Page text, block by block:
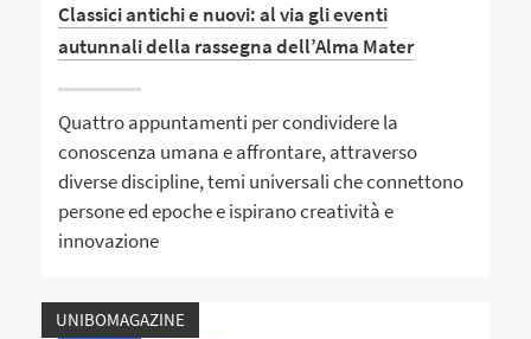
Classici antichi e nuovi: al via gli eventi
autunnali della rassegna dell’Alma Mater
Quattro appuntamenti per condividere la
conoscenza umana e affrontare, attraverso
diverse discipline, temi universali che connettono
persone ed epoche e ispirano creatività e
innovazione
UNIBOMAGAZINE